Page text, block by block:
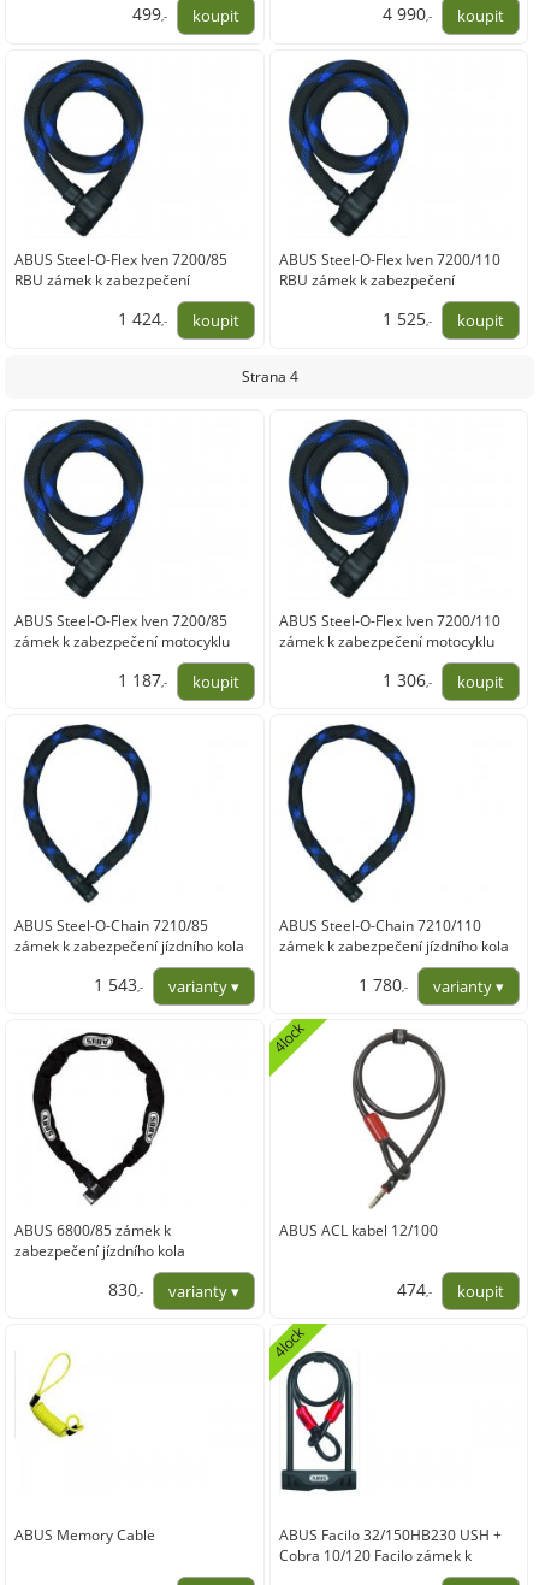
499,- 4 990,-
ABUS Steel-O-Flex Iven 7200/85
RBU zámek k zabezpečení
1 424,-
ABUS Steel-O-Flex Iven 7200/110
RBU zámek k zabezpečení
1 525,-
Strana 4
ABUS Steel-O-Flex Iven 7200/85
zámek k zabezpečení motocyklu
1 187,-
ABUS Steel-O-Flex Iven 7200/110
zámek k zabezpečení motocyklu
1 306,-
ABUS Steel-O-Chain 7210/85
zámek k zabezpečení jízdního kola
1 543,-
ABUS Steel-O-Chain 7210/110
zámek k zabezpečení jízdního kola
1 780,-
ABUS 6800/85 zámek k
zabezpečení jízdního kola
830,-
ABUS ACL kabel 12/100
4lock
474,-
ABUS Memory Cable
ABUS Facilo 32/150HB230 USH +
Cobra 10/120 Facilo zámek k
zabezpečení jízdního kola
4lock